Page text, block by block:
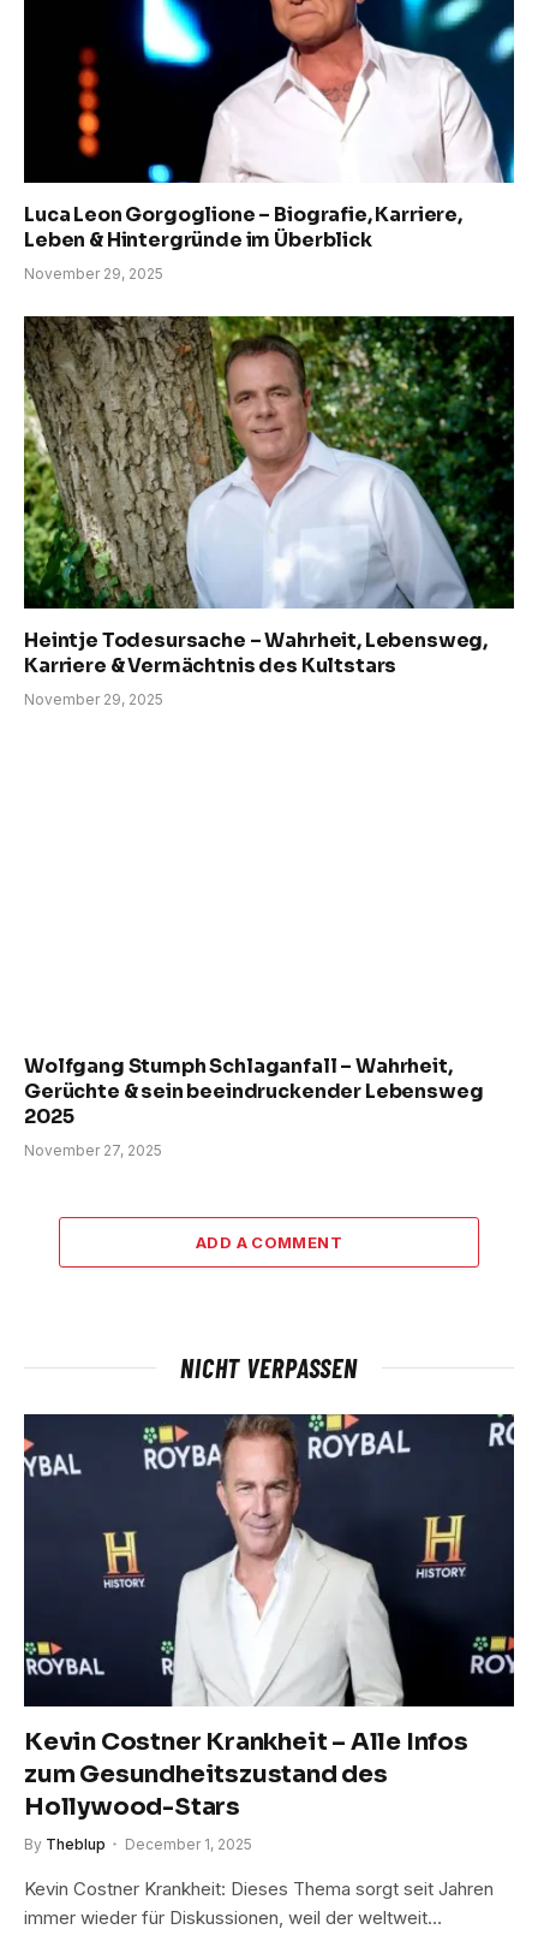
Luca Leon Gorgoglione – Biografie, Karriere,
Leben & Hintergründe im Überblick
November 29, 2025
Heintje Todesursache – Wahrheit, Lebensweg,
Karriere & Vermächtnis des Kultstars
November 29, 2025
Wolfgang Stumph Schlaganfall – Wahrheit,
Gerüchte & sein beeindruckender Lebensweg
2025
November 27, 2025
ADD A COMMENT
NICHT VERPASSEN
Kevin Costner Krankheit – Alle Infos
zum Gesundheitszustand des
Hollywood-Stars
By Theblup December 1, 2025
Kevin Costner Krankheit: Dieses Thema sorgt seit Jahren
immer wieder für Diskussionen, weil der weltweit…